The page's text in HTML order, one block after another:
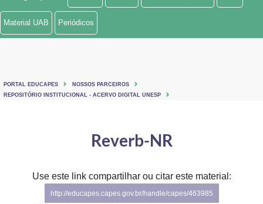
Ministério de Minas e Energia
Ministério do Turismo
Material UAB Periódicos
PORTAL EDUCAPES
NOSSOS PARCEIROS
REPOSITÓRIO INSTITUCIONAL - ACERVO DIGITAL UNESP
Reverb-NR
Use este link compartilhar ou citar este material:
http://educapes.capes.gov.br/handle/capes/463985